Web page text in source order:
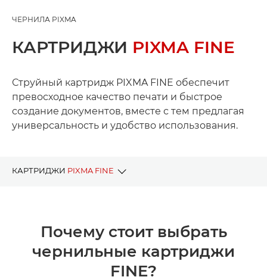
ЧЕРНИЛА PIXMA
КАРТРИДЖИ PIXMA FINE
Струйный картридж PIXMA FINE обеспечит
превосходное качество печати и быстрое
создание документов, вместе с тем предлагая
универсальность и удобство использования.
КАРТРИДЖИ PIXMA FINE
ЧЕРНИЛА ПО МОДЕЛЬНОМУ РЯДУ
ИНСТРУМЕНТ ПОИСКА ЧЕРНИЛ
Почему стоит выбрать
чернильные картриджи
FINE?